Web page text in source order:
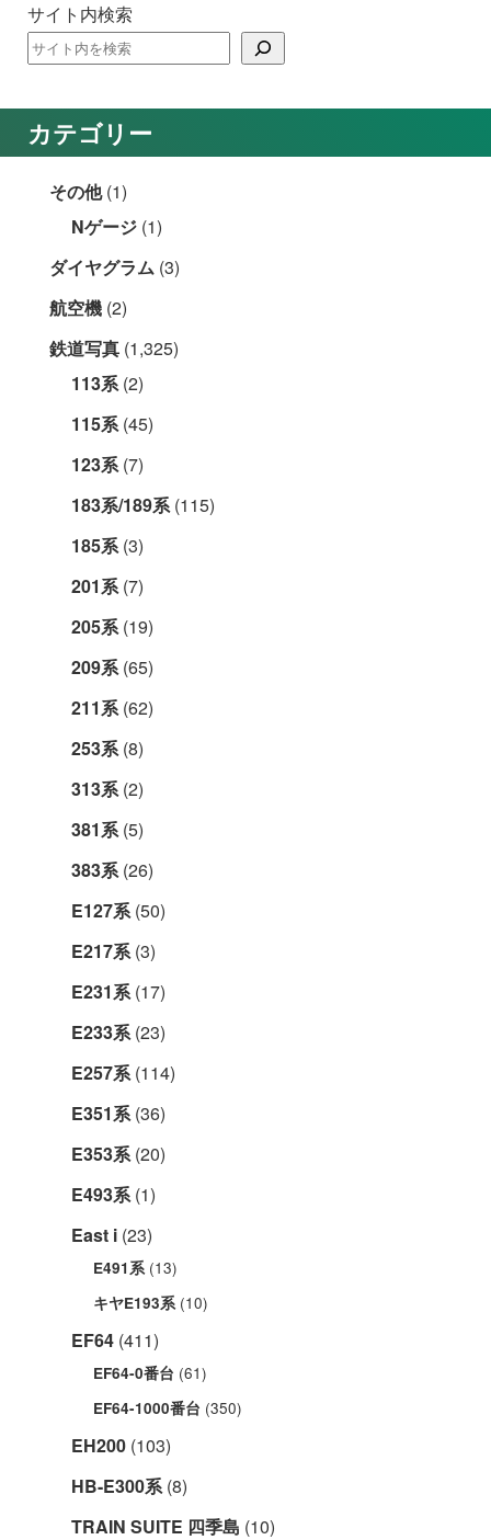
サイト内検索
カテゴリー
その他(1)
Nゲージ (1)
ダイヤグラム (3)
航空機 (2)
鉄道写真 (1,325)
113系(2)
115系(45)
123系(7)
183系/189系(115)
185系(3)
201系(7)
205系(19)
209系(65)
211系(62)
253系(8)
313系(2)
381系(5)
383系(26)
E127系(50)
E217系(3)
E231系(17)
E233系(23)
E257系(114)
E351系(36)
E353系(20)
E493系(1)
East i (23)
E491系(13)
キヤE193系(10)
EF64 (411)
EF64-0番台 (61)
EF64-1000番台 (350)
EH200 (103)
HB-E300系(8)
TRAIN SUITE 四季島 (10)